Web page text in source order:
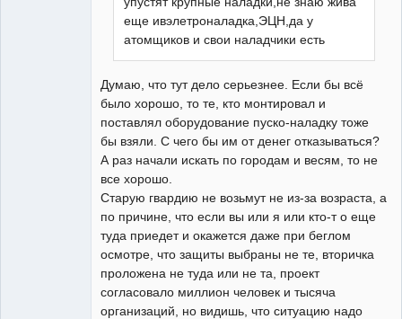
еще ивэлетроналадка,ЭЦН,да у
атомщиков и свои наладчики есть
Думаю, что тут дело серьезнее. Если бы всё
было хорошо, то те, кто монтировал и
поставлял оборудование пуско-наладку тоже
бы взяли. С чего бы им от денег отказываться?
А раз начали искать по городам и весям, то не
все хорошо.
Старую гвардию не возьмут не из-за возраста, а
по причине, что если вы или я или кто-т о еще
туда приедет и окажется даже при беглом
осмотре, что защиты выбраны не те, вторичка
проложена не туда или не та, проект
согласовало миллион человек и тысяча
организаций, но видишь, что ситуацию надо